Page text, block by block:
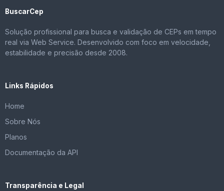
BuscarCep
Solução profissional para busca e validação de CEPs em tempo
real via Web Service. Desenvolvido com foco em velocidade,
estabilidade e precisão desde 2008.
Links Rápidos
Home
Sobre Nós
Planos
Documentação da API
Transparência e Legal